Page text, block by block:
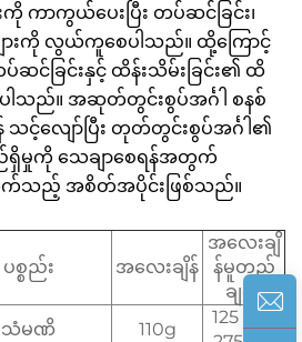
ကာကွယ်ပေးပြီး တပ်ဆင်ခြင်း၊
ျားကို လွယ်ကူစေပါသည်။ ထို့ကြောင့်
င်ခြင်းနှင့် ထိန်းသိမ်းခြင်း၏ ထိ
သည်။ အဆုတ်တွင်းစွပ်အင်္ဂါ စနစ်
င့်လျော်ပြီး တုတ်တွင်းစွပ်အင်္ဂါ၏
ရှိမှုကို သေချာစေရန်အတွက်
က်သည့် အစိတ်အပိုင်းဖြစ်သည်။
ပစ္စည်း အလေးချိန်
အလေးချိ
န်မူတည်
ချက်
သံမဏိ 110g
125 kg /